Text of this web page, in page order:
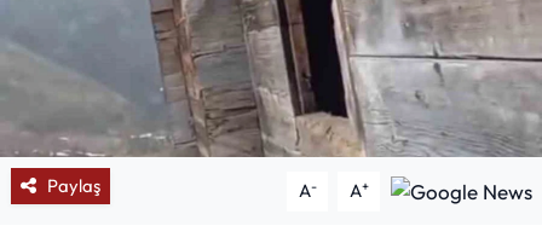
Paylaş A- A+
Röportaj
Manşet
Köşe Yazıları
Karikatür Galeri